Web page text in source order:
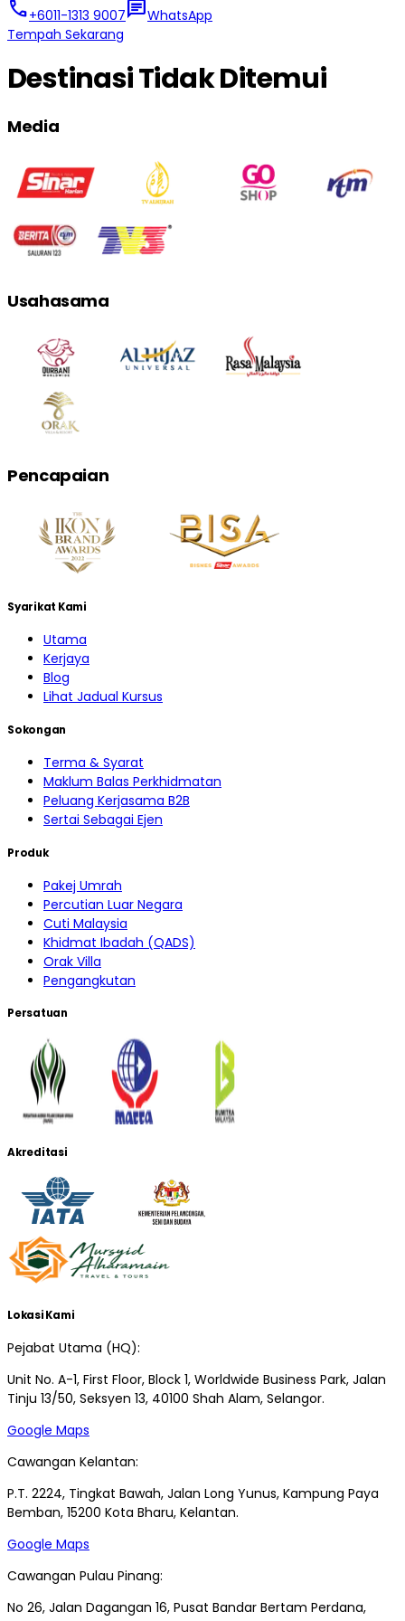
call+6011-1313 9007chatWhatsApp
Tempah Sekarang
Destinasi Tidak Ditemui
Media
Usahasama
Pencapaian
Syarikat Kami
Utama
Kerjaya
Blog
Lihat Jadual Kursus
Sokongan
Terma & Syarat
Maklum Balas Perkhidmatan
Peluang Kerjasama B2B
Sertai Sebagai Ejen
Produk
Pakej Umrah
Percutian Luar Negara
Cuti Malaysia
Khidmat Ibadah (QADS)
Orak Villa
Pengangkutan
Persatuan
Akreditasi
Lokasi Kami
Pejabat Utama (HQ):
Unit No. A-1, First Floor, Block 1, Worldwide Business Park, Jalan
Tinju 13/50, Seksyen 13, 40100 Shah Alam, Selangor.
Google Maps
Cawangan Kelantan:
P.T. 2224, Tingkat Bawah, Jalan Long Yunus, Kampung Paya
Bemban, 15200 Kota Bharu, Kelantan.
Google Maps
Cawangan Pulau Pinang:
No 26, Jalan Dagangan 16, Pusat Bandar Bertam Perdana,